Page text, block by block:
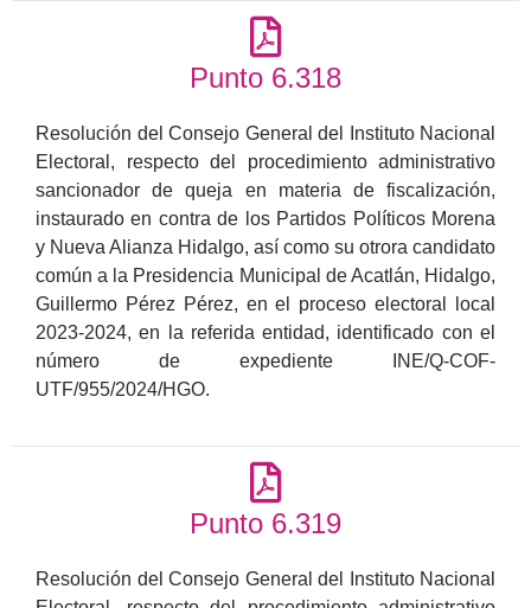
Punto 6.318
Resolución del Consejo General del Instituto Nacional
Electoral, respecto del procedimiento administrativo
sancionador de queja en materia de fiscalización,
instaurado en contra de los Partidos Políticos Morena
y Nueva Alianza Hidalgo, así como su otrora candidato
común a la Presidencia Municipal de Acatlán, Hidalgo,
Guillermo Pérez Pérez, en el proceso electoral local
2023-2024, en la referida entidad, identificado con el
número de expediente INE/Q-COF-
UTF/955/2024/HGO.
Punto 6.319
Resolución del Consejo General del Instituto Nacional